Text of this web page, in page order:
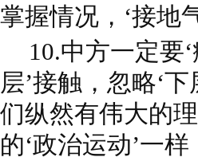
掌握情况，‘接地
10.中方一定要
层’接触，忽略‘
们纵然有伟大的
的‘政治运动’一